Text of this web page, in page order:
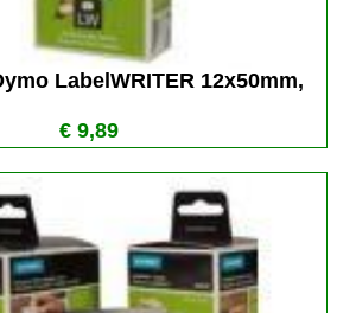
LabelWRITER 12x50mm,
€ 9,89